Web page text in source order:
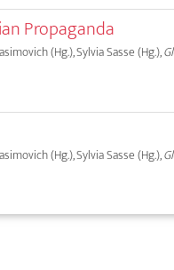
Propaganda
(Hg.), Sylvia Sasse (Hg.),
(Hg.), Sylvia Sasse (Hg.),